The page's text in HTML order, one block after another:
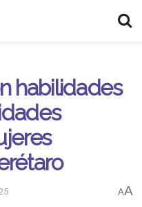
habilidades
AA